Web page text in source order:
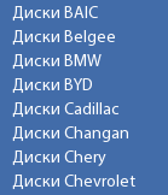
Диски BAIC
Диски Belgee
Диски BMW
Диски BYD
Диски Cadillac
Диски Changan
Диски Chery
Диски Chevrolet